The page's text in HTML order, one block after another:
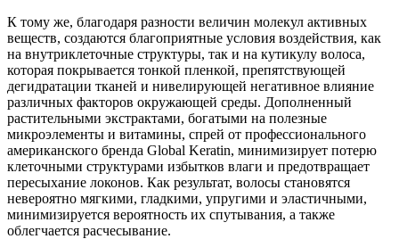
К тому же, благодаря разности величин молекул активных
веществ, создаются благоприятные условия воздействия, как
на внутриклеточные структуры, так и на кутикулу волоса,
которая покрывается тонкой пленкой, препятствующей
дегидратации тканей и нивелирующей негативное влияние
различных факторов окружающей среды. Дополненный
растительными экстрактами, богатыми на полезные
микроэлементы и витамины, спрей от профессионального
американского бренда Global Keratin, минимизирует потерю
клеточными структурами избытков влаги и предотвращает
пересыхание локонов. Как результат, волосы становятся
невероятно мягкими, гладкими, упругими и эластичными,
минимизируется вероятность их спутывания, а также
облегчается расчесывание.